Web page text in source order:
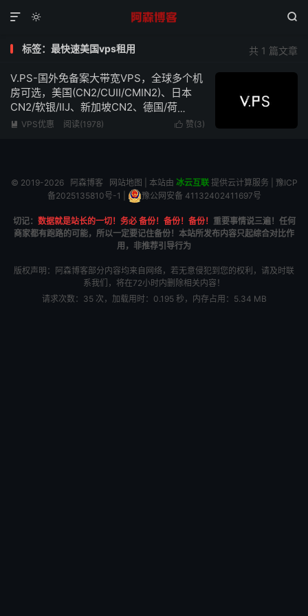
 

共 1 篇文章
标签：最快速美国vps租用
V.PS-国外免备案大带宽VPS，全球多个机
房可选，美国(CN2/CUII/CMIN2)、日本
CN2/软银/IIJ、新加坡CN2、德国/荷
兰/CN2+CUII、英国CUII，特价优惠低至
 赞(3)
 VPS优惠 阅读(1978)
© 2019-2026 阿森博客 网站地图 | 本站由 冰云互联提供云计算服务 | 豫ICP
备2025135810号-1
豫公网安备 41132402411697号
切记： 数据就是站长的一切！务必 备份！备份！备份！ 重要事情说三遍！任何
商家都有跑路的可能，所以一定要记住备份！本站所发布内容只起综合对比作
用，非推荐引导行为
版权声明：阿森博客部分内容均来自网络，若无意侵犯到您的权利，请及时联
系我们，将在72小时内删除相关内容！
请求次数：35 次，加载用时：0.195 秒，内存占用：5.34 MB